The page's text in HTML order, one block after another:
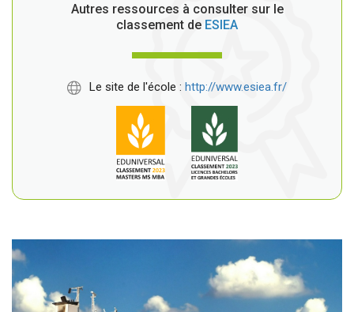
Autres ressources à consulter sur le
classement de ESIEA
Le site de l'école : http://www.esiea.fr/